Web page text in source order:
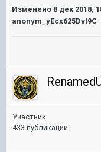
Изменено 8 дек 2018,
anonym_yEcx625DvI9C
Участник
433 публикации